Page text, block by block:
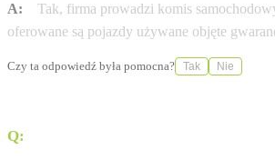
A:
Tak, firma prowadzi komis
oferowane są pojazdy używane objęte
Czy ta odpowiedź była pomocna? Tak Nie
Q: